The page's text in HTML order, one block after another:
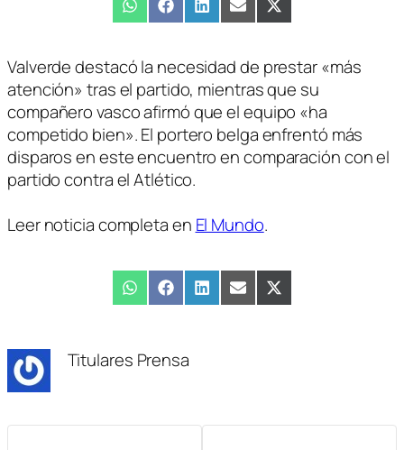
Compartir
en
WhatsAppCompartir
en
FacebookCompartir
en
LinkedInCompartir
en
EmailCompartir
en
X
(Twitter)
Valverde destacó la necesidad de prestar «más
atención» tras el partido, mientras que su
compañero vasco afirmó que el equipo «ha
competido bien». El portero belga enfrentó más
disparos en este encuentro en comparación con el
partido contra el Atlético.
Leer noticia completa en El Mundo.
Compartir
en
WhatsAppCompartir
en
FacebookCompartir
en
LinkedInCompartir
en
EmailCompartir
en
X
(Twitter)
Titulares Prensa